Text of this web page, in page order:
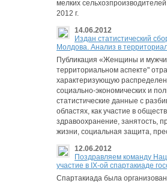
мелких
2012 г.
14.06.2012
Издан cтатистический
Молдова. Анализ в
Публикация «Женщины и
территориальном аспекте"
характеризующую
социально-экономических и
статистические данные с
областях, как участие в
здравоохранение, занятость,
жизни, социальная защита,
12.06.2012
Поздравляем команду
участие в IX-ой спартакиаде
Спартакиада была